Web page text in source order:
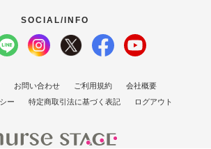
SOCIAL/INFO
お問い合わせ ご利用規約
会社概要
ー
特定商取引法に基づく表記 ログアウト